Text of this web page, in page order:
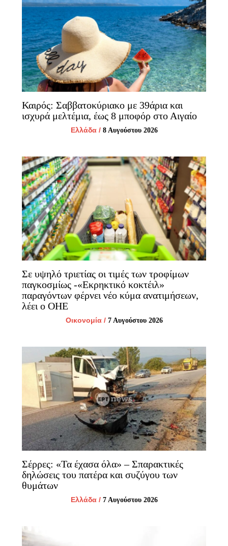
Καιρός: Σαββατοκύριακο με 39άρια και
ισχυρά μελτέμια, έως 8 μποφόρ στο Αιγαίο
Ελλάδα/ 8 Αυγούστου 2026
Σε υψηλό τριετίας οι τιμές των τροφίμων
παγκοσμίως -«Εκρηκτικό κοκτέιλ»
παραγόντων φέρνει νέο κύμα ανατιμήσεων,
λέει ο ΟΗΕ
Οικονομία/ 7 Αυγούστου 2026
Σέρρες: «Τα έχασα όλα» – Σπαρακτικές
δηλώσεις του πατέρα και συζύγου των
θυμάτων
Ελλάδα/ 7 Αυγούστου 2026